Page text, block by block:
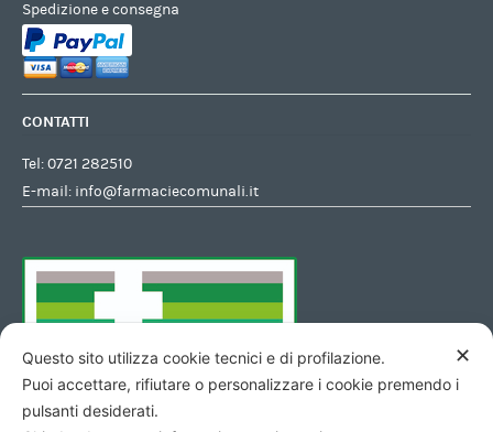
Spedizione e consegna
CONTATTI
Tel:0721 282510
E-mail: info@farmaciecomunali.it
✕
Questo sito utilizza cookie tecnici e di profilazione.
Puoi accettare, rifiutare o personalizzare i cookie premendo i
pulsanti desiderati.